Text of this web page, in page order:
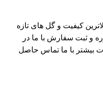
کیفیت و گل های تازه
و ثبت سفارش با ما در
بیشتر با ما تماس حاصل